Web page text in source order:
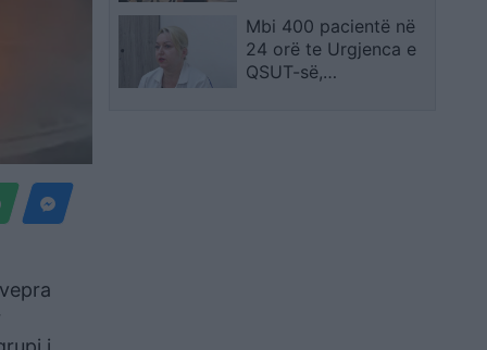
plagoset
bashkëshortja
Mbi 400 pacientë në
24 orë te Urgjenca e
QSUT-së,